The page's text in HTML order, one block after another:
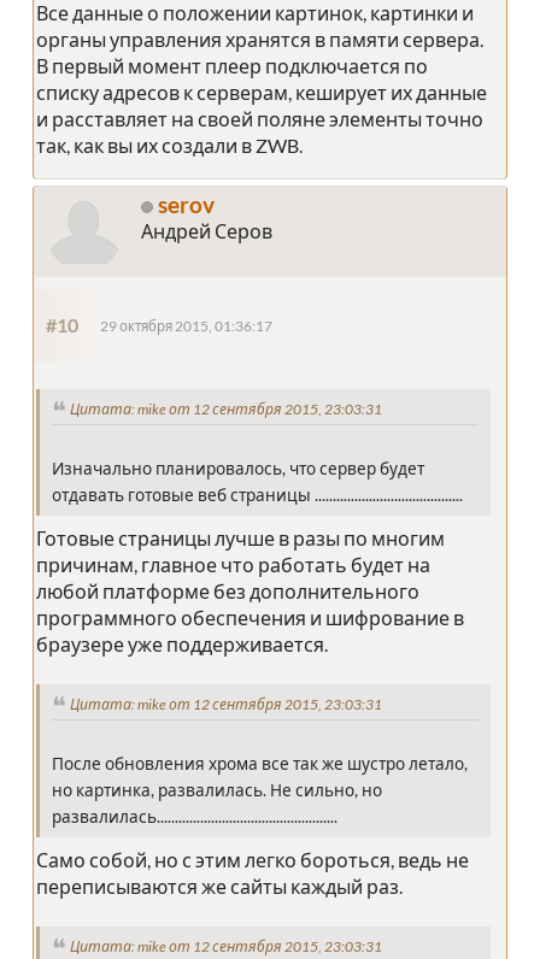
Все данные о положении картинок, картинки и
органы управления хранятся в памяти сервера.
В первый момент плеер подключается по
списку адресов к серверам, кеширует их данные
и расставляет на своей поляне элементы точно
так, как вы их создали в ZWB.
serov
Андрей Серов
#10 29 октября 2015, 01:36:17
Цитата: mike от 12 сентября 2015, 23:03:31
Изначально планировалось, что сервер будет
отдавать готовые веб страницы .........................................
Готовые страницы лучше в разы по многим
причинам, главное что работать будет на
любой платформе без дополнительного
программного обеспечения и шифрование в
браузере уже поддерживается.
Цитата: mike от 12 сентября 2015, 23:03:31
После обновления хрома все так же шустро летало,
но картинка, развалилась. Не сильно, но
развалилась..................................................
Само собой, но с этим легко бороться, ведь не
переписываются же сайты каждый раз.
Цитата: mike от 12 сентября 2015, 23:03:31